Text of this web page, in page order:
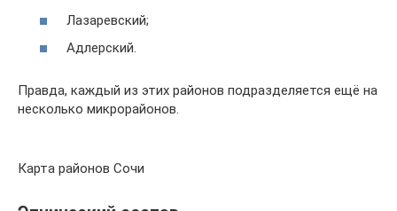
Лазаревский;
Адлерский.
Правда, каждый из этих районов подразделяется ещё на
несколько микрорайонов.
Карта районов Сочи